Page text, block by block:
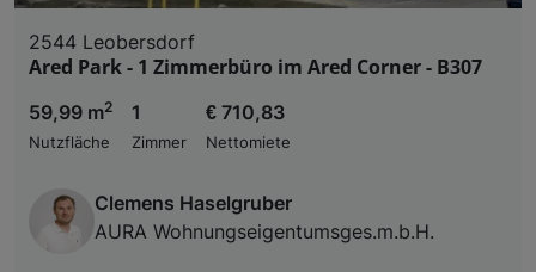
2544 Leobersdorf
Ared Park - 1 Zimmerbüro im Ared Corner - B307
59,99 m2
Nutzfläche
1
Zimmer
€ 710,83
Nettomiete
Clemens Haselgruber
AURA Wohnungseigentumsges.m.b.H.